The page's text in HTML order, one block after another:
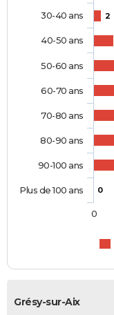
2
0
30-40 ans
40-50 ans
50-60 ans
60-70 ans
70-80 ans
80-90 ans
90-100 ans
Plus de 100 ans
0
Grésy-sur-Aix